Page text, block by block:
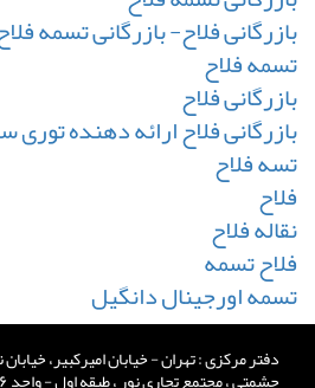
بازرگانی فلاح- بازرگانی تسمه
تسمه فلاح
بازرگانی فلاح
بازرگانی فلاح ارائه دهنده توری
تسه فلاح
فلاح
نقاله فلاح
فلاح تسمه
تسمه اورجینال دانگیل
دفتر مرکزی : تهران - خیابان امیرکبیر، خیابان
حشمتی ، مجتمع تجاری نور ، طبقه اول - واحد ۲۰۶